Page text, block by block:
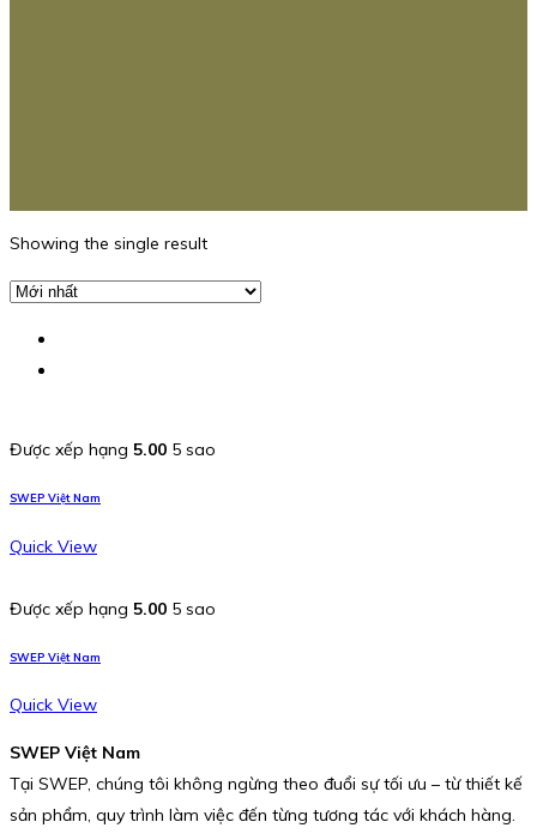
Showing the single result
Được xếp hạng 5.00 5 sao
SWEP Việt Nam
Quick View
Được xếp hạng 5.00 5 sao
SWEP Việt Nam
Quick View
SWEP Việt Nam
Tại SWEP, chúng tôi không ngừng theo đuổi sự tối ưu – từ thiết kế
sản phẩm, quy trình làm việc đến từng tương tác với khách hàng.